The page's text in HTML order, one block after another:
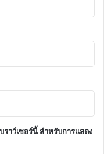
าว์เซอร์นี้ สำหรับการแสดง